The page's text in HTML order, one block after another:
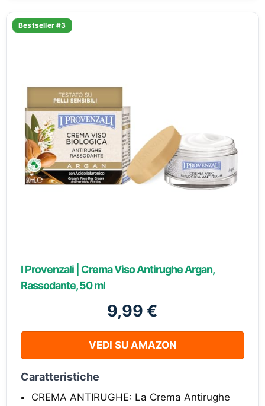
Bestseller #3
I Provenzali | Crema Viso Antirughe Argan,
Rassodante, 50 ml
9,99 €
VEDI SU AMAZON
Caratteristiche
CREMA ANTIRUGHE: La Crema Antirughe